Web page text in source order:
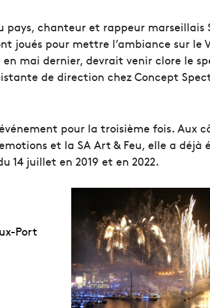
pays, chanteur et rappeur marseillais
joués pour mettre l’ambiance sur le
mai dernier, devrait venir clore le
de direction chez Concept
pour la troisième fois. Aux
et la SA Art & Feu, elle a déjà
14 juillet en 2019 et en 2022.
Port